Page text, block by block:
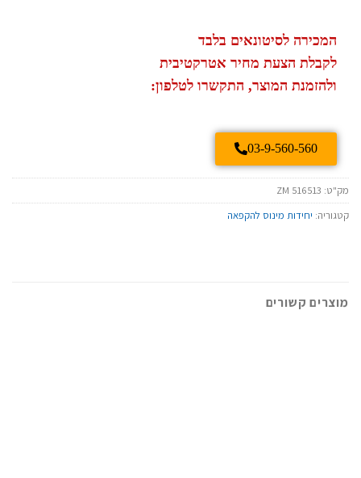
המכירה לסיטונאים בלבד
לקבלת הצעת מחיר אטרקטיבית
ולהזמנת המוצר, התקשרו לטלפון:
03-9-560-560
מק"ט: ZM 516513
קטגוריה: יחידות מינוס להקפאה
מוצרים קשורים